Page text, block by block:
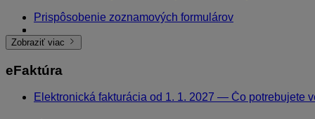
Prispôsobenie zoznamových formulárov
Zobraziť viac
eFaktúra
Elektronická fakturácia od 1. 1. 2027 — Čo potrebujete